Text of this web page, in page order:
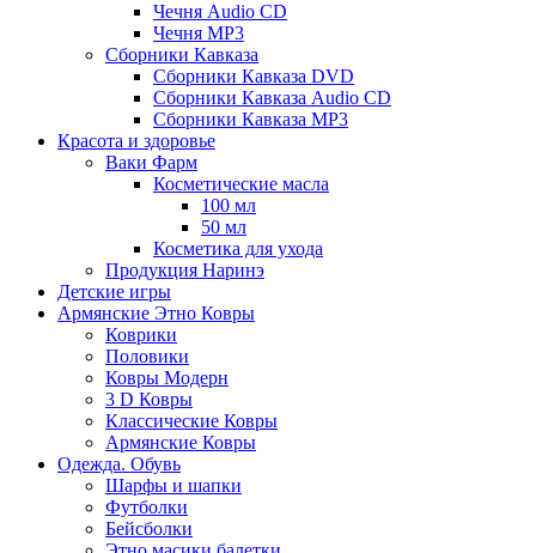
Чечня Audio CD
Чечня MP3
Сборники Кавказа
Сборники Кавказа DVD
Сборники Кавказа Audio CD
Сборники Кавказа MP3
Красота и здоровье
Ваки Фарм
Косметические масла
100 мл
50 мл
Косметика для ухода
Продукция Наринэ
Детские игры
Армянские Этно Ковры
Коврики
Половики
Ковры Модерн
3 D Ковры
Классические Ковры
Армянские Ковры
Одежда. Обувь
Шарфы и шапки
Футболки
Бейсболки